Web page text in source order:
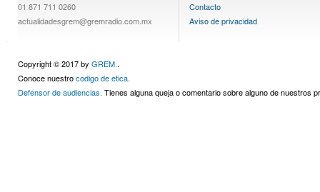
01 871 711 0260
actualidadesgrem@gremradio.com.mx
Contacto
Aviso de privacidad
Copyright © 2017 by GREM..
Conoce nuestrocodigo de etica.
Defensor de audiencias. Tienes alguna queja o comentario sobre alguno de nuestros